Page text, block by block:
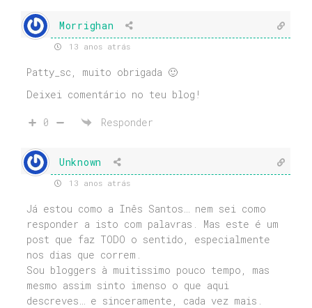
Morrighan
13 anos atrás
Patty_sc, muito obrigada 🙂
Deixei comentário no teu blog!
0 Responder
Unknown
13 anos atrás
Já estou como a Inês Santos… nem sei como
responder a isto com palavras. Mas este é um
post que faz TODO o sentido, especialmente
nos dias que correm.
Sou bloggers à muitissimo pouco tempo, mas
mesmo assim sinto imenso o que aqui
descreves… e sinceramente, cada vez mais.